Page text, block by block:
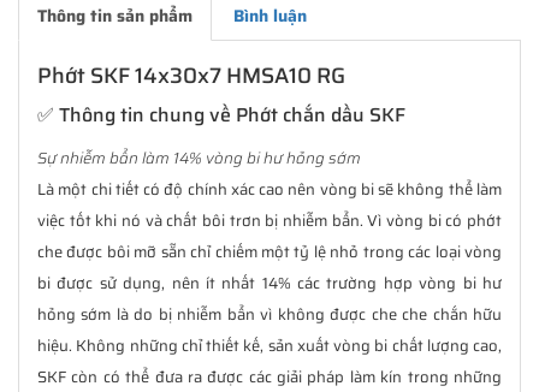
Thông tin sản phẩm Bình luận
Phớt SKF 14x30x7 HMSA10 RG
✅ Thông tin chung về Phớt chắn dầu SKF
Sự nhiễm bẩn làm 14% vòng bi hư hỏng sớm
Là một chi tiết có độ chính xác cao nên vòng bi sẽ không thể làm
việc tốt khi nó và chất bôi trơn bị nhiễm bẩn. Vì vòng bi có phớt
che được bôi mỡ sẵn chỉ chiếm một tỷ lệ nhỏ trong các loại vòng
bi được sử dụng, nên ít nhất 14% các trường hợp vòng bi hư
hỏng sớm là do bị nhiễm bẩn vì không được che che chắn hữu
hiệu. Không những chỉ thiết kế, sản xuất vòng bi chất lượng cao,
SKF còn có thể đưa ra được các giải pháp làm kín trong những